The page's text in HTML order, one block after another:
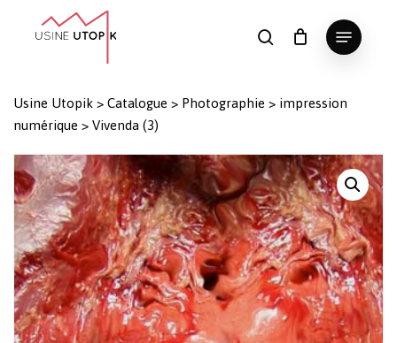
search
Menu
Panier Fermer
le
Usine Utopik > Catalogue > Photographie > impression
numérique > Vivenda (3)
Close